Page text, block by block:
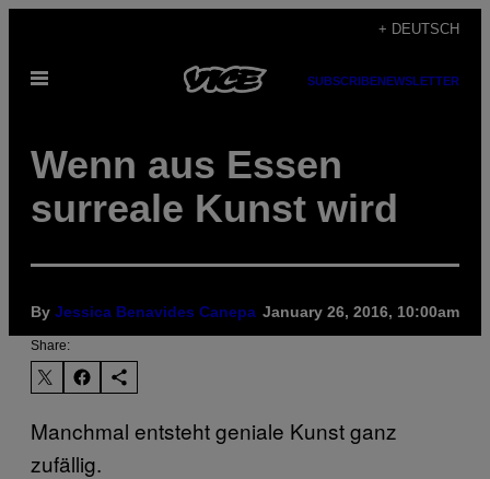
content
+ DEUTSCH
Open
SUBSCRIBENEWSLETTER
Wenn aus Essen
surreale Kunst wird
By Jessica Benavides Canepa January 26, 2016, 10:00am
Share:
Manchmal entsteht geniale Kunst ganz
zufällig.